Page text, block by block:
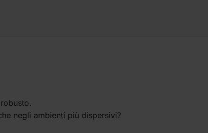
negli ambienti più dispersivi?